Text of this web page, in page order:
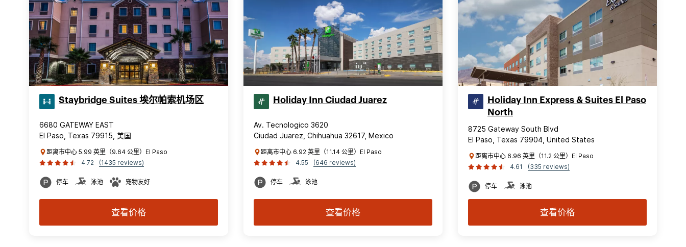
Staybridge Suites 埃尔帕索机场区
6680 GATEWAY EAST
El Paso, Texas 79915, 美国
距离市中心 5.99 英里（9.64 公里）El Paso
4.72
(1435 reviews)
停车 泳池 宠物友好
查看价格
Holiday Inn Ciudad Juarez
Av. Tecnologico 3620
Ciudad Juarez, Chihuahua 32617, Mexico
距离市中心 6.92 英里（11.14 公里）El Paso
4.55
(646 reviews)
停车 泳池
查看价格
Holiday Inn Express & Suites El Paso
North
8725 Gateway South Blvd
El Paso, Texas 79904, United States
距离市中心 6.96 英里（11.2 公里）El Paso
4.61
(335 reviews)
停车 泳池
查看价格